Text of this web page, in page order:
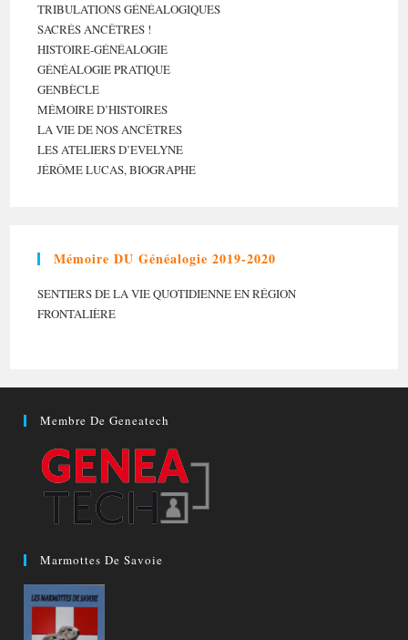
TRIBULATIONS GÉNÉALOGIQUES
SACRÉS ANCÊTRES !
HISTOIRE-GÉNÉALOGIE
GÉNÉALOGIE PRATIQUE
GENBÈCLE
MÉMOIRE D’HISTOIRES
LA VIE DE NOS ANCÊTRES
LES ATELIERS D’EVELYNE
JÉRÔME LUCAS, BIOGRAPHE
Mémoire DU Généalogie 2019-2020
SENTIERS DE LA VIE QUOTIDIENNE EN RÉGION
FRONTALIÈRE
Membre De Geneatech
Marmottes De Savoie